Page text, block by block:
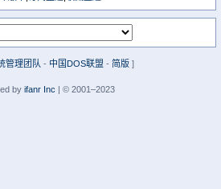
管理团队 - 中国DOS联盟 - 简版 ]
by ifanr Inc | © 2001–2023